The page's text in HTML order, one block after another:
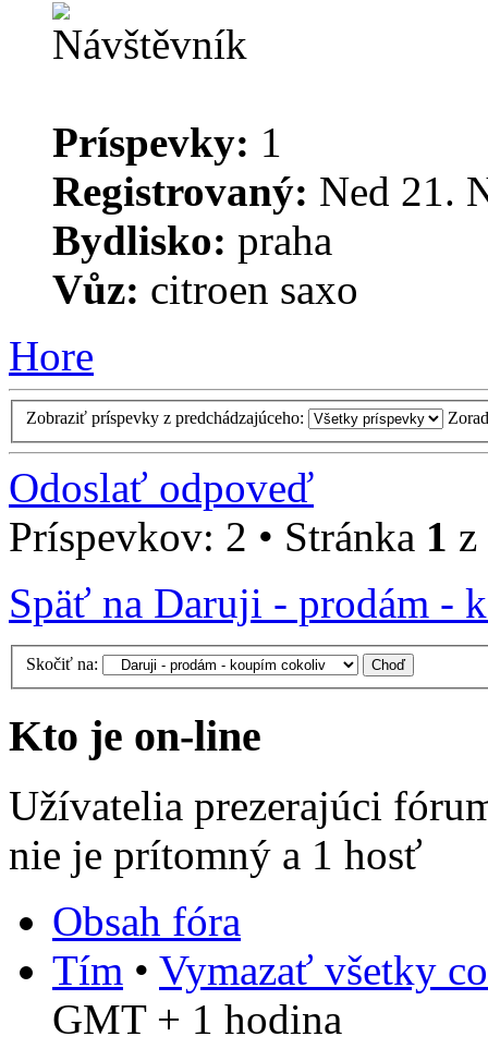
Príspevky: 1
Registrovaný: Ned 21.
Bydlisko: praha
Vůz: citroen saxo
Hore
Zobraziť príspevky z predchádzajúceho:
Odoslať odpoveď
Príspevkov: 2 • Stránka 1 z
Späť na Daruji - prodám -
Skočiť na:
Kto je on-line
Užívatelia prezerajúci
nie je prítomný a 1 hosť
Obsah fóra
Tím • Vymazať všetky
GMT + 1 hodina